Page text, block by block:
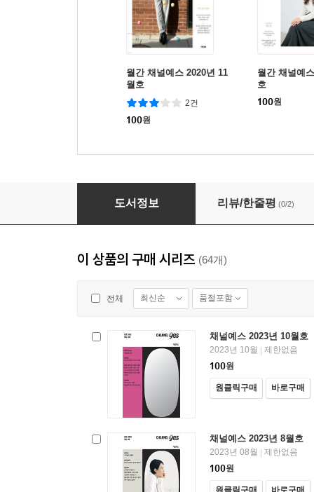
월간 채널예스 2020년 11
월호
2건
100원
월간 채널예
호
100원
월간 채널예스 2020년 12월호
도서정보 리뷰/한줄평 (0/2)
이 상품의 구매 시리즈 (64개)
전체 최신순 품절포함
채널예스 2023년 10월호
2023년 10월 | 제한없음
100원
원클릭구매 바로구매
채널예스 2023년 8월호
2023년 08월 | 제한없음
100원
원클릭구매 바로구매